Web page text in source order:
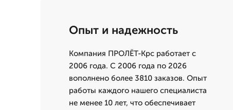
Опыт и надежность
Компания ПРОЛЁТ-Крс работает с
2006 года. С 2006 года по 2026
вополнено более 3810 заказов. Опыт
работы каждого нашего специалиста
не менее 10 лет, что обеспечивает